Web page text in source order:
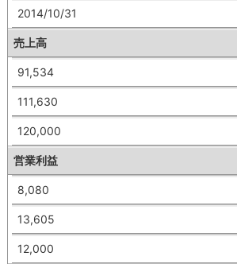
2014/10/31
売上高
91,534
111,630
120,000
営業利益
8,080
13,605
12,000